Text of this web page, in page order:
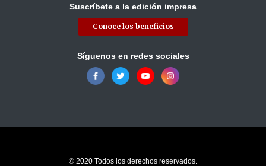
Suscríbete a la edición impresa
Conoce los beneficios
Síguenos en redes sociales
© 2020 Todos los derechos reservados.